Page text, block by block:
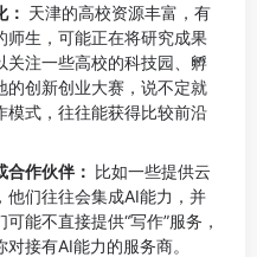
天津的高校资源丰富，有
师生，可能正在将研究成果
关注一些高校的科技园、孵
的创新创业大赛，说不定就
模式，往往能获得比较前沿
作伙伴： 比如一些提供云
他们往往会集成AI能力，并
能不直接提供“写作”服务，
接有AI能力的服务商。